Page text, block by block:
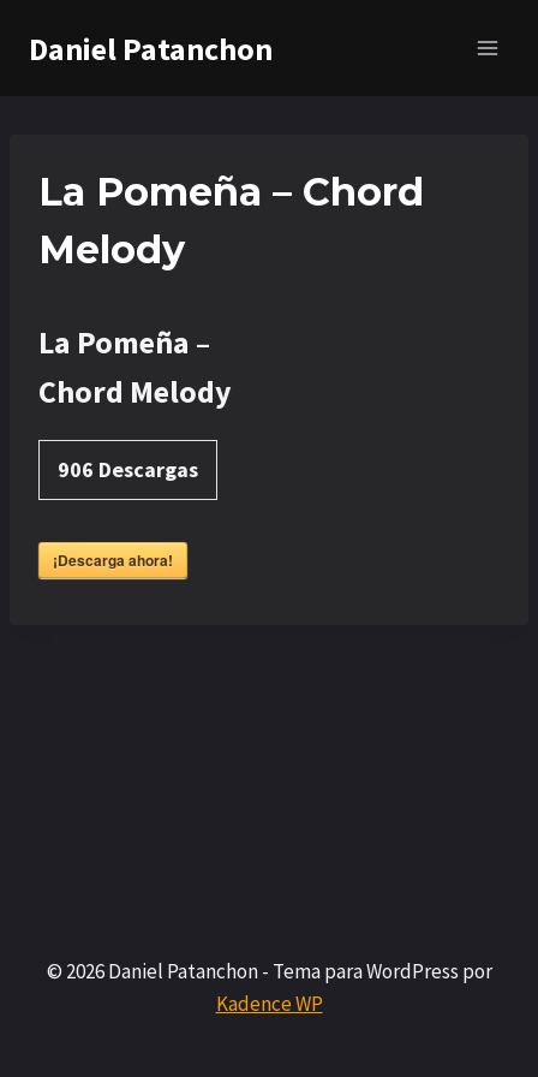
Daniel Patanchon
La Pomeña – Chord
Melody
La Pomeña –
Chord Melody
906 Descargas
¡Descarga ahora!
© 2026 Daniel Patanchon - Tema para WordPress por
Kadence WP